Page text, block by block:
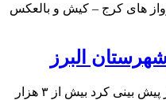
های کرج – کیش و بالعکس
البرز
مدیر جهاد کشاورزی شهرستان البرز پیش بینی کرد بیش از ۳ هزار